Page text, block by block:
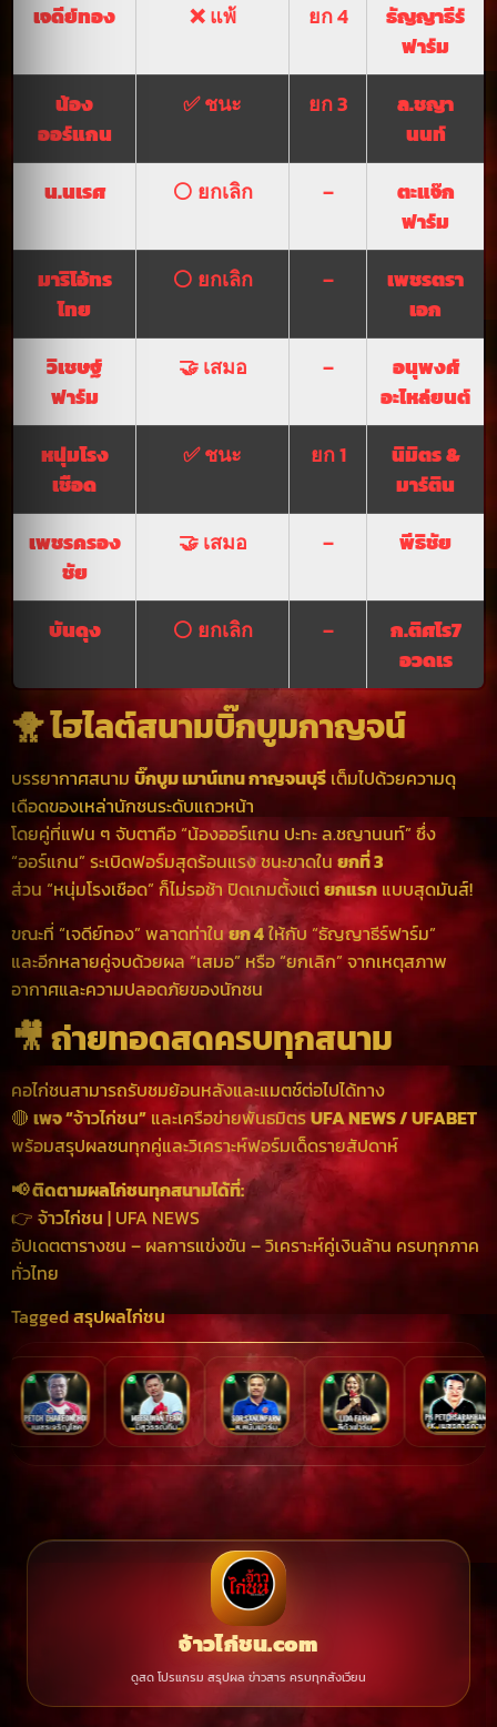
เจดีย์ทอง ❌ แพ้ ยก 4
ธัญญาธีร์
ฟาร์ม
น้อง
ออร์แกน
✅ ชนะ ยก 3
ล.ชญา
นนท์
น.นเรศ
⚪ ยกเลิก –
ตะแจ๊ก
ฟาร์ม
มาริโอ้ทร
ไทย
⚪ ยกเลิก –
เพชรตรา
เอก
วิเชษฐ์
ฟาร์ม
🤝 เสมอ –
อนุพงศ์
อะไหล่ยนต์
หนุ่มโรง
เชือด
✅ ชนะ ยก 1
นิมิตร &
มาร์ติน
เพชรครอง
ชัย
🤝 เสมอ – พีธิชัย
บันดุง ⚪ ยกเลิก –
ก.ติศโร7
อวดเร
🐥 ไฮไลต์สนามบิ๊กบูมกาญจน์
บรรยากาศสนาม บิ๊กบูม เมาน์เทน กาญจนบุรี เต็มไปด้วยความดุ
เดือดของเหล่านักชนระดับแถวหน้า
โดยคู่ที่แฟน ๆ จับตาคือ “น้องออร์แกน ปะทะ ล.ชญานนท์” ซึ่ง
“ออร์แกน” ระเบิดฟอร์มสุดร้อนแรง ชนะขาดใน ยกที่ 3
ส่วน “หนุ่มโรงเชือด” ก็ไม่รอช้า ปิดเกมตั้งแต่ยกแรกแบบสุดมันส์!
ขณะที่ “เจดีย์ทอง” พลาดท่าในยก 4ให้กับ “ธัญญาธีร์ฟาร์ม”
และอีกหลายคู่จบด้วยผล “เสมอ” หรือ “ยกเลิก” จากเหตุสภาพ
อากาศและความปลอดภัยของนักชน
🎥 ถ่ายทอดสดครบทุกสนาม
คอไก่ชนสามารถรับชมย้อนหลังและแมตช์ต่อไปได้ทาง
🔴 เพจ “จ้าวไก่ชน”และเครือข่ายพันธมิตรUFA NEWS / UFABET
พร้อมสรุปผลชนทุกคู่และวิเคราะห์ฟอร์มเด็ดรายสัปดาห์
📢 ติดตามผลไก่ชนทุกสนามได้ที่:
👉 จ้าวไก่ชน | UFA NEWS
อัปเดตตารางชน – ผลการแข่งขัน – วิเคราะห์คู่เงินล้าน ครบทุกภาค
ทั่วไทย
Taggedสรุปผลไก่ชน
จ้าวไก่ชน.com
ดูสด โปรแกรม สรุปผล ข่าวสาร ครบทุกสังเวียน